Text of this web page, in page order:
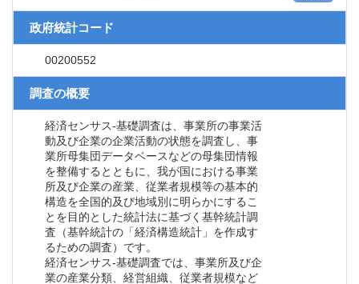
政府統計コード
00200552
調査の概要
経済センサス‐基礎調査は、事業所の事業活
動及び企業の企業活動の状態を調査し、事
業所母集団データベースなどの母集団情報
を整備するとともに、我が国における事業
所及び企業の産業、従業者規模等の基本的
構造を全国的及び地域別に明らかにするこ
とを目的とした統計法に基づく基幹統計調
査（基幹統計の「経済構造統計」を作成す
るための調査）です。
経済センサス‐基礎調査では、事業所及び企
業の産業分類、経営組織、従業者規模など